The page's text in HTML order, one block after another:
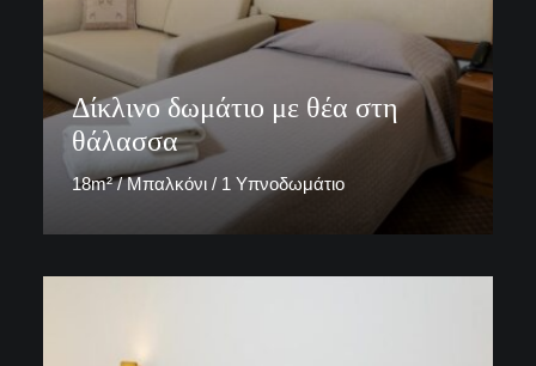
Δίκλινο δωμάτιο με θέα στη
θάλασσα
18m² / Μπαλκόνι / 1 Υπνοδωμάτιο
ΚΡΑΤΗΣΗ ΤΩΡΑ